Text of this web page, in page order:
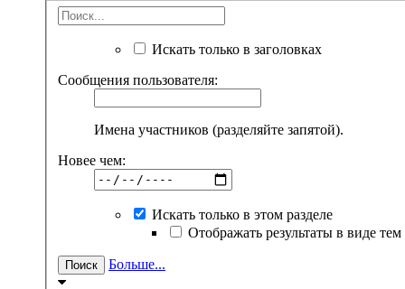
Искать только в заголовках
Сообщения пользователя:
Имена участников (разделяйте запятой).
Новее чем:
Искать только в этом разделе
Отображать результаты в виде тем
Больше...